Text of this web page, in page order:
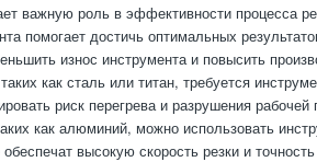
важную роль в эффективности процесса
помогает достичь оптимальных
износ инструмента и повысить
как сталь или титан, требуется
риск перегрева и разрушения
как алюминий, можно использовать
высокую скорость резки и точность